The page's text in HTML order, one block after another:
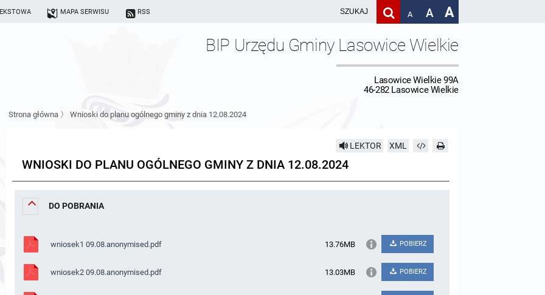
MAPA SERWISU RSS A A A
BIP Urzędu Gminy Lasowice Wielkie
Lasowice Wielkie 99A
46-282 Lasowice Wielkie
Strona główna 〉 Wnioski do planu ogólnego gminy z dnia 12.08.2024
LEKTOR XML
WNIOSKI DO PLANU OGÓLNEGO GMINY Z DNIA 12.08.2024
DO POBRANIA
wniosek1 09.08.anonymised.pdf 13.76MB POBIERZ
wniosek2 09.08.anonymised.pdf 13.03MB POBIERZ